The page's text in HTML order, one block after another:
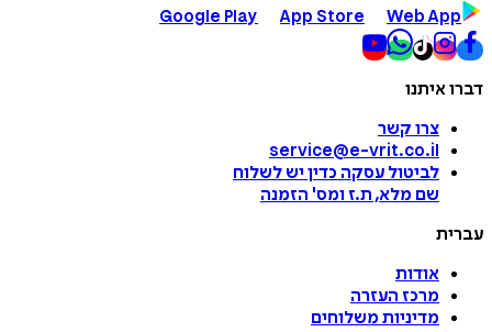
Google Play
App Store Web App
דברו איתנו
צרו קשר
service@e-vrit.co.il
לביטול עסקה כדין יש לשלוח
שם מלא, ת.ז ומס' הזמנה
עברית
אודות
מרכז העזרה
מדיניות משלוחים